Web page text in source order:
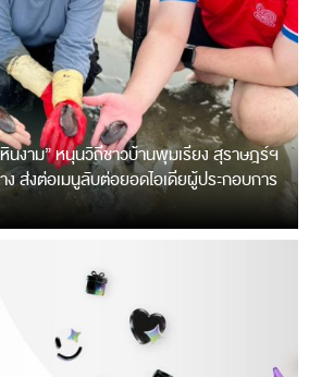
นงาม” หนุนวิถีชาวบ้านพุมเรียง สุราษฎร์ฯ
ส่งต่อเมนูลับต่อยอดไอเดียผู้ประกอบการ